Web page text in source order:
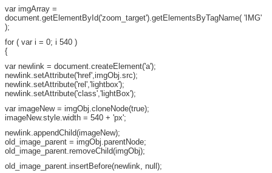
var imgArray =
document.getElementById('zoom_target').getElementsByTagName( 'IMG'
);
for ( var i = 0; i 540 )
{
var newlink = document.createElement('a');
newlink.setAttribute('href',imgObj.src);
newlink.setAttribute('rel','lightbox');
newlink.setAttribute('class','lightBox');
var imageNew = imgObj.cloneNode(true);
imageNew.style.width = 540 + 'px';
newlink.appendChild(imageNew);
old_image_parent = imgObj.parentNode;
old_image_parent.removeChild(imgObj);
old_image_parent.insertBefore(newlink, null);